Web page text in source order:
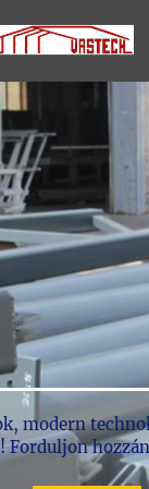
modern
Forduljon